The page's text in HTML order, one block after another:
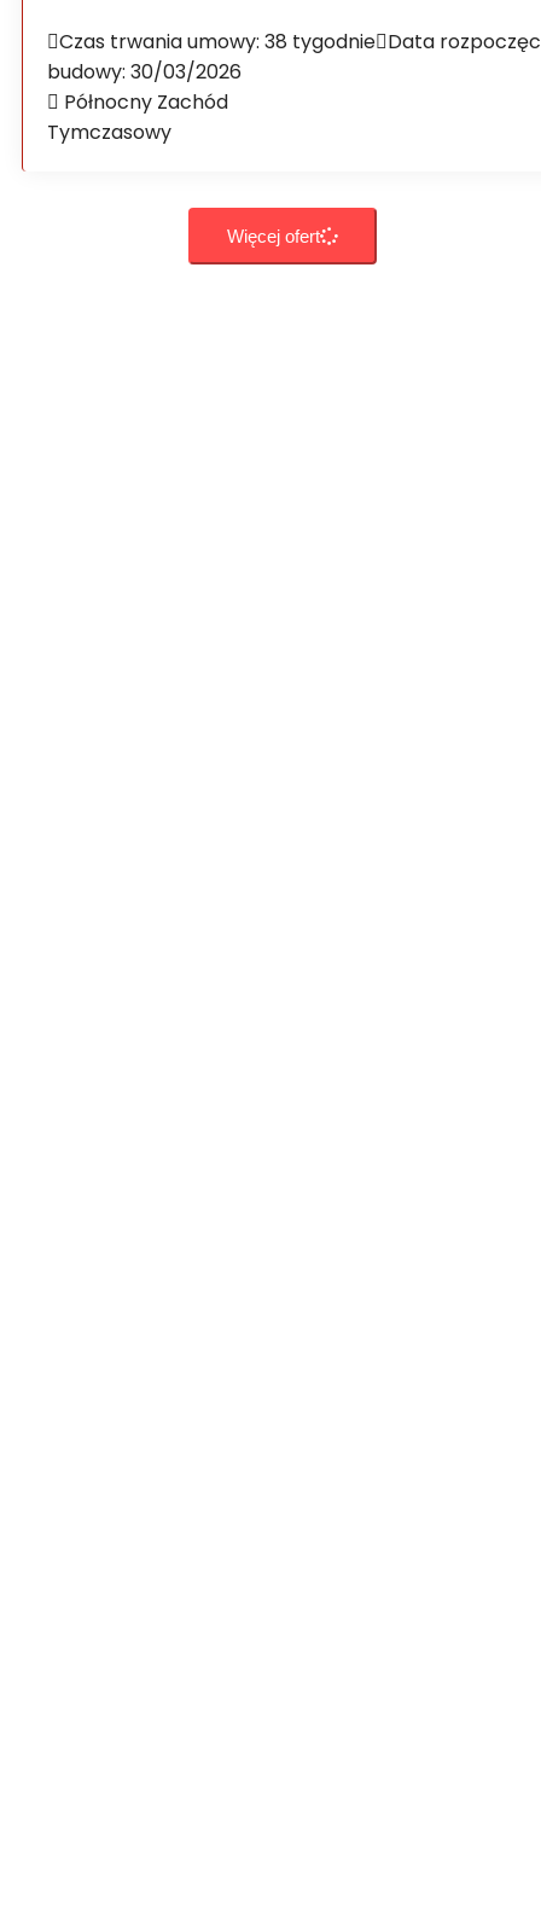
Czas trwania umowy: 38 tygodnie Data
budowy: 30/03/2026
Północny Zachód
Tymczasowy
Więcej ofert